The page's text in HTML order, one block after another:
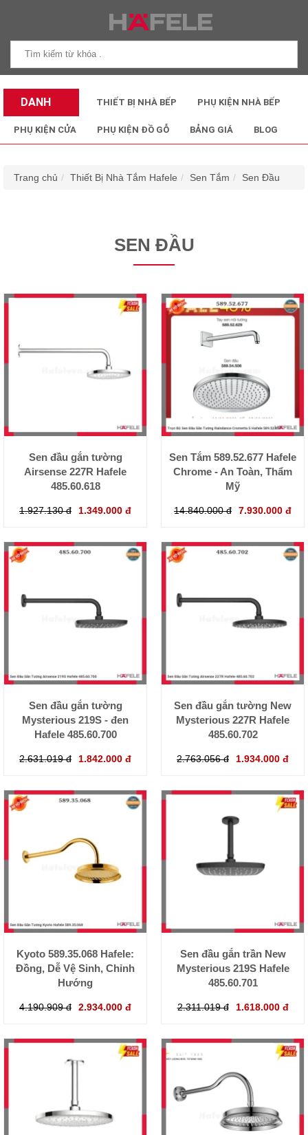
DANH
MỤC SẢN
THIẾT BỊ NHÀ BẾP PHỤ KIỆN NHÀ BẾP
PHỤ KIỆN CỬA PHỤ KIỆN ĐỒ GỖ BẢNG GIÁ BLOG
Trang chủ Thiết Bị Nhà Tắm Hafele Sen Tắm Sen Đầu
SEN ĐẦU
Sen đầu gắn tường
Airsense 227R Hafele
485.60.618
1.927.130 đ 1.349.000 đ
Sen Tắm 589.52.677 Hafele
Chrome - An Toàn, Thẩm
Mỹ
14.840.000 đ 7.930.000 đ
Sen đầu gắn tường
Mysterious 219S - đen
Hafele 485.60.700
2.631.019 đ 1.842.000 đ
Sen đầu gắn tường New
Mysterious 227R Hafele
485.60.702
2.763.056 đ 1.934.000 đ
Kyoto 589.35.068 Hafele:
Đồng, Dễ Vệ Sinh, Chỉnh
Hướng
4.190.909 đ 2.934.000 đ
Sen đầu gắn trần New
Mysterious 219S Hafele
485.60.701
2.311.019 đ 1.618.000 đ